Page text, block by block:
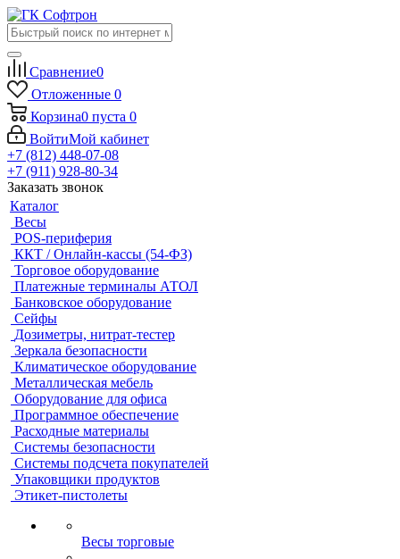
Сравнение0
Отложенные 0
Корзина0 пуста 0
ВойтиМой кабинет
+7 (812) 448-07-08
+7 (911) 928-80-34
Заказать звонок
Каталог
Весы
POS-периферия
ККТ / Онлайн-кассы (54-ФЗ)
Торговое оборудование
Платежные терминалы АТОЛ
Банковское оборудование
Сейфы
Дозиметры, нитрат-тестер
Зеркала безопасности
Климатическое оборудование
Металлическая мебель
Оборудование для офиса
Программное обеспечение
Расходные материалы
Системы безопасности
Системы подсчета покупателей
Упаковщики продуктов
Этикет-пистолеты
Весы торговые